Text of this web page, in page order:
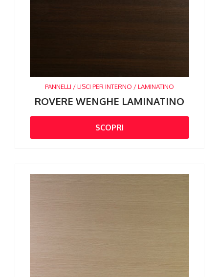
PANNELLI / LISCI PER INTERNO / LAMINATINO
ROVERE WENGHE LAMINATINO
SCOPRI